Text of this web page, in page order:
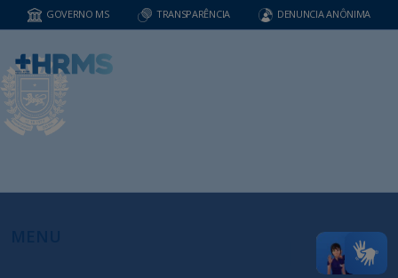
GOVERNO MS TRANSPARÊNCIA DENUNCIA ANÔNIMA